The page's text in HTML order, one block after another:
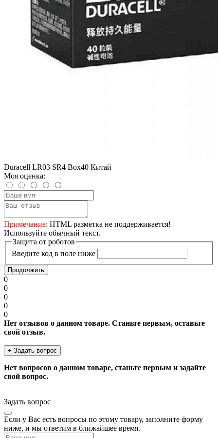
Duracell LR03 SR4 Box40 Китай
Моя оценка:
Примечание: HTML разметка не поддерживается!
Используйте обычный текст.
Защита от роботов
Введите код в поле ниже
Продолжить
0
0
0
0
0
Нет отзывов о данном товаре. Станьте первым, оставьте
свой отзыв.
+ Задать вопрос
Нет вопросов о данном товаре, станьте первым и задайте
свой вопрос.
Задать вопрос
Если у Вас есть вопросы по этому товару, заполните форму
ниже, и мы ответим в ближайшее время.